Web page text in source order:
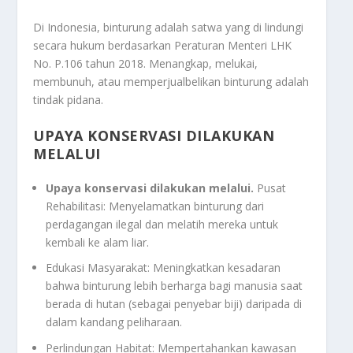
Di Indonesia, binturung adalah satwa yang di lindungi
secara hukum berdasarkan Peraturan Menteri LHK
No. P.106 tahun 2018. Menangkap, melukai,
membunuh, atau memperjualbelikan binturung adalah
tindak pidana.
UPAYA KONSERVASI DILAKUKAN
MELALUI
Upaya konservasi dilakukan melalui. Pusat
Rehabilitasi: Menyelamatkan binturung dari
perdagangan ilegal dan melatih mereka untuk
kembali ke alam liar.
Edukasi Masyarakat: Meningkatkan kesadaran
bahwa binturung lebih berharga bagi manusia saat
berada di hutan (sebagai penyebar biji) daripada di
dalam kandang peliharaan.
Perlindungan Habitat: Mempertahankan kawasan